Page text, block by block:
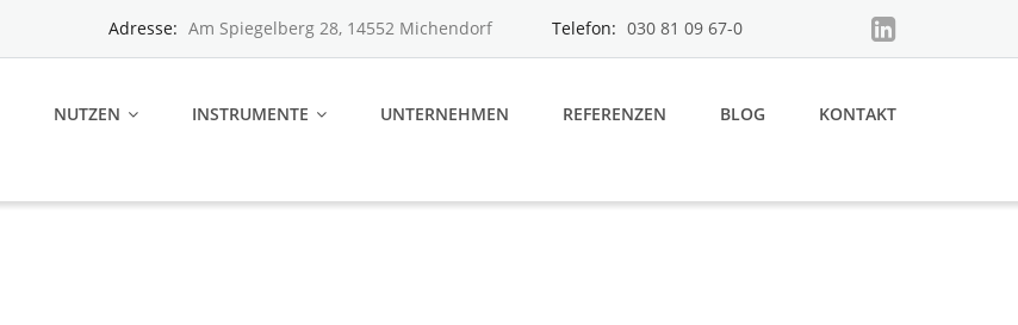
Adresse: Am Spiegelberg 28, 14552 Michendorf Telefon: 030 81 09 67-0
NUTZEN INSTRUMENTE UNTERNEHMEN REFERENZEN BLOG KONTAKT